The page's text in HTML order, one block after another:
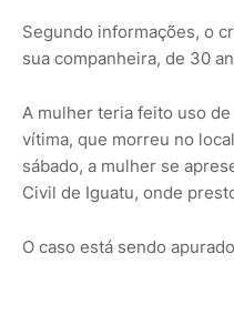
Segundo informações, o
sua companheira, de 30
A mulher teria feito uso
vítima, que morreu no
sábado, a mulher se
Civil de Iguatu, onde
O caso está sendo